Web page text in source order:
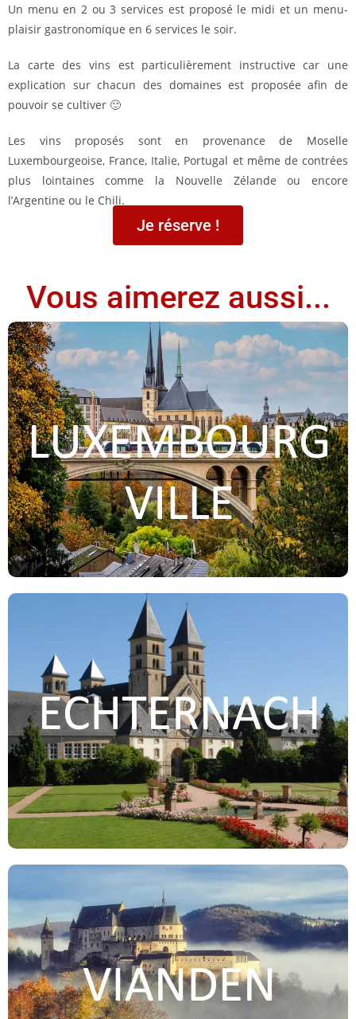
Un menu en 2 ou 3 services est proposé le midi et un menu-
plaisir gastronomique en 6 services le soir.
La carte des vins est particulièrement instructive car une
explication sur chacun des domaines est proposée afin de
pouvoir se cultiver 🙂
Les vins proposés sont en provenance de Moselle
Luxembourgeoise, France, Italie, Portugal et même de contrées
plus lointaines comme la Nouvelle Zélande ou encore
l’Argentine ou le Chili.
Je réserve !
Vous aimerez aussi...